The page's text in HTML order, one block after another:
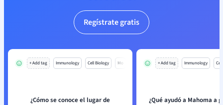
Regístrate gratis
+ Add tag Immunology Cell Biology Mo
¿Cómo se conoce el lugar de
+ Add tag Immunology
¿Qué ayudó a Mahoma a